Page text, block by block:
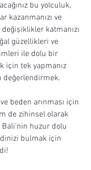
bu yolculuk,
kazanmanızı ve
değişiklikler katmanızı
güzellikleri ve
ile dolu bir
için tek yapmanız
değerlendirmek.
beden arınması için
de zihinsel olarak
Bali’nin huzur dolu
bulmak için